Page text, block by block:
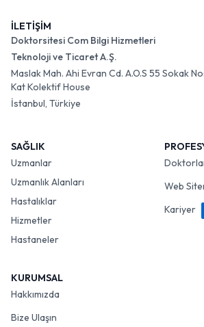
İLETİŞİM
Doktorsitesi Com Bilgi Hizmetleri
Teknoloji ve Ticaret A.Ş.
Maslak Mah. Ahi Evran Cd. A.O.S 55 Sokak
Kat Kolektif House
İstanbul, Türkiye
SAĞLIK
Uzmanlar
Uzmanlık Alanları
Hastalıklar
Hizmetler
Hastaneler
Web
Kariyer
KURUMSAL
Hakkımızda
Bize Ulaşın